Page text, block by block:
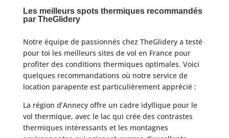
Les meilleurs spots thermiques recommandés
par TheGlidery
Notre équipe de passionnés chez TheGlidery a testé
pour toi les meilleurs sites de vol en France pour
profiter des conditions thermiques optimales. Voici
quelques recommandations où notre service de
location parapente est particulièrement apprécié :
La région d’Annecy offre un cadre idyllique pour le
vol thermique, avec le lac qui crée des contrastes
thermiques intéressants et les montagnes